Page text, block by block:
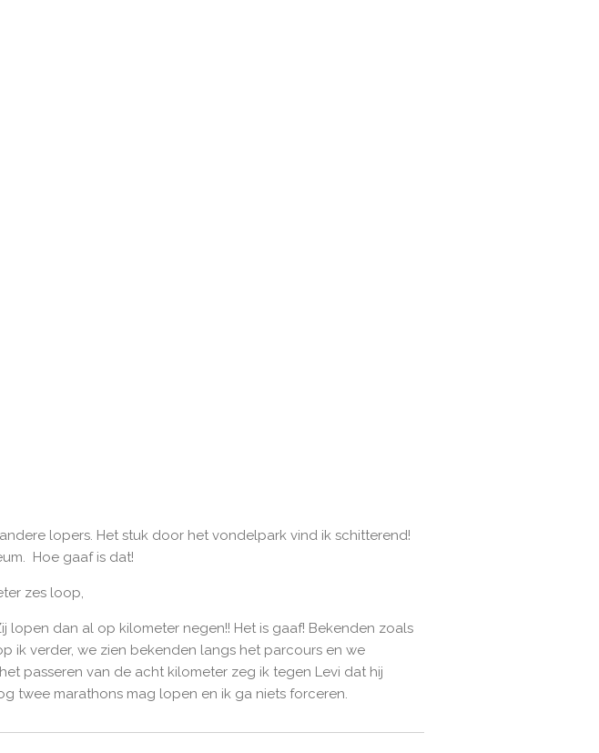
lopers. Het stuk door het vondelpark vind ik schitterend!
Hoe gaaf is dat!
zes loop,
dan al op kilometer negen!! Het is gaaf! Bekenden zoals
ik verder, we zien bekenden langs het parcours en we
passeren van de acht kilometer zeg ik tegen Levi dat hij
twee marathons mag lopen en ik ga niets forceren.